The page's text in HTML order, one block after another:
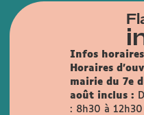
Infos
Horaires
mairie du 7e
août inclus :
: 8h30 à